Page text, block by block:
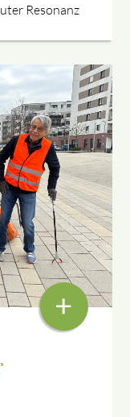
Resonanz
+